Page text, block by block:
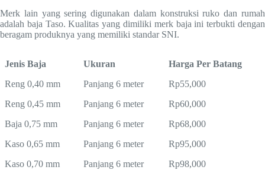
Merk lain yang sering digunakan dalam konstruksi ruko dan rumah
adalah baja Taso. Kualitas yang dimiliki merk baja ini terbukti dengan
beragam produknya yang memiliki standar SNI.
Jenis Baja Ukuran
Harga Per Batang
Reng 0,40 mm
Panjang 6 meter
Rp55,000
Reng 0,45 mm
Panjang 6 meter
Rp60,000
Baja 0,75 mm
Panjang 6 meter
Rp68,000
Kaso 0,65 mm
Panjang 6 meter
Rp95,000
Kaso 0,70 mm
Panjang 6 meter
Rp98,000